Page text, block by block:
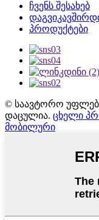
ჩვენს შესახებ
პროდუქტები
© საავტორო
დაცულია. ცხელი
მობილური